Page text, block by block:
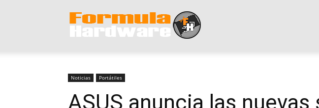
Noticias Portátiles
ASUS anuncia las